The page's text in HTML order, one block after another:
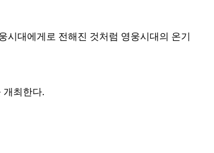
대에게로 전해진 것처럼 영웅시대의 온기
개최한다.